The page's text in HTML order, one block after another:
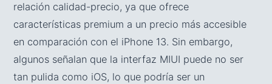
relación calidad-precio, ya que ofrece
características premium a un precio más accesible
en comparación con el iPhone 13. Sin embargo,
algunos señalan que la interfaz MIUI puede no ser
tan pulida como iOS, lo que podría ser un